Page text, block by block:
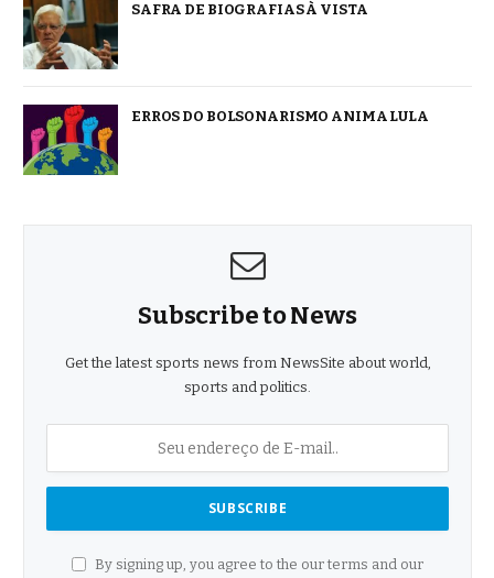
SAFRA DE BIOGRAFIAS À VISTA
ERROS DO BOLSONARISMO ANIMA LULA
Subscribe to News
Get the latest sports news from NewsSite about world,
sports and politics.
By signing up, you agree to the our terms and our